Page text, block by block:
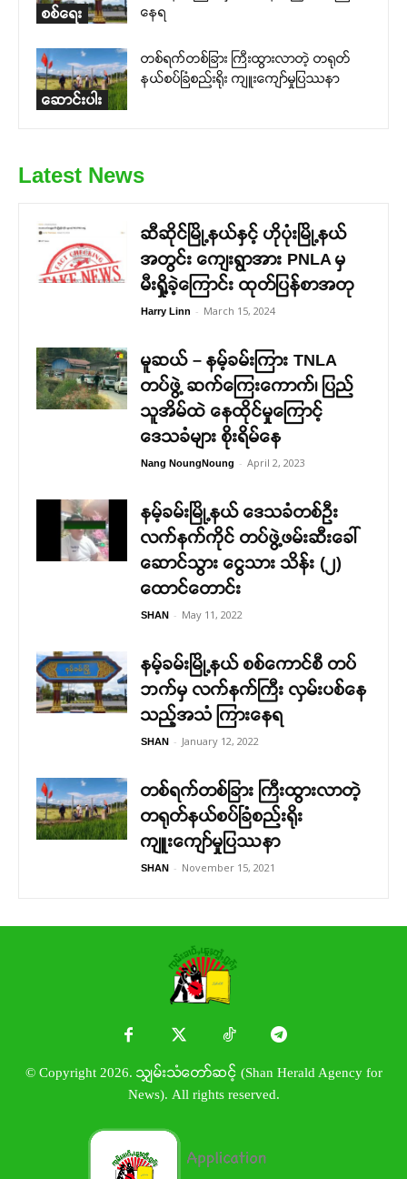
စစ်ရေး
နေရ
ဆောင်းပါး
တစ်ရက်တစ်ခြား ကြီးထွားလာတဲ့ တရုတ်
နယ်စပ်ခြံစည်းရိုး ကျူးကျော်မှုပြဿနာ
Latest News
ဆီဆိုင်မြို့နယ်နှင့် ဟိုပုံးမြို့နယ်
အတွင်း ကျေးရွာအား PNLA မှ
မီးရှို့ခဲ့ကြောင်း ထုတ်ပြန်စာအတု
Harry Linn - March 15, 2024
မူဆယ် – နမ့်ခမ်းကြား TNLA
တပ်ဖွဲ့ ဆက်ကြေးကောက်၊ ပြည်
သူအိမ်ထဲ နေထိုင်မှုကြောင့်
ဒေသခံများ စိုးရိမ်နေ
Nang NoungNoung - April 2, 2023
နမ့်ခမ်းမြို့နယ် ဒေသခံတစ်ဦး
လက်နက်ကိုင် တပ်ဖွဲ့ဖမ်းဆီးခေါ်
ဆောင်သွား ငွေသား သိန်း (၂)
ထောင်တောင်း
SHAN - May 11, 2022
နမ့်ခမ်းမြို့နယ် စစ်ကောင်စီ တပ်
ဘက်မှ လက်နက်ကြီး လှမ်းပစ်နေ
သည့်အသံ ကြားနေရ
SHAN - January 12, 2022
တစ်ရက်တစ်ခြား ကြီးထွားလာတဲ့
တရုတ်နယ်စပ်ခြံစည်းရိုး
ကျူးကျော်မှုပြဿနာ
SHAN - November 15, 2021
© Copyright 2026. သျှမ်းသံတော်ဆင့် (Shan Herald Agency for
News). All rights reserved.